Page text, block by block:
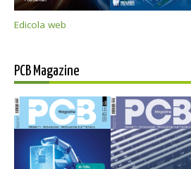
Edicola web
PCB Magazine